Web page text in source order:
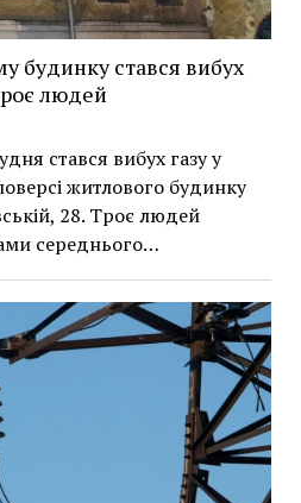
будинку стався вибух
людей
стався вибух газу у
житлового будинку
28. Троє людей
середнього…